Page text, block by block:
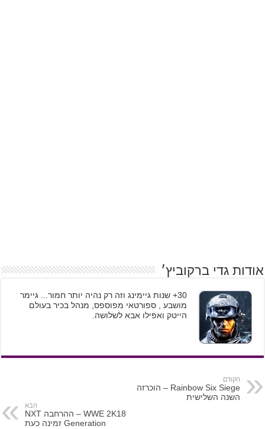
אודות גדי ברקוביץ׳
30+ שנות גיימינג וזה רק נהיה יותר חמור... גיימר
מושבע , ספורטאי מפוספס, מנהל בכיר בעולם
הייטק ואפילו אבא לשלושה.
הקודם
Rainbow Six Siege – הוכרזה
השנה השלישית
הבא
WWE 2K18 – ההרחבה NXT
Generation זמינה כעת